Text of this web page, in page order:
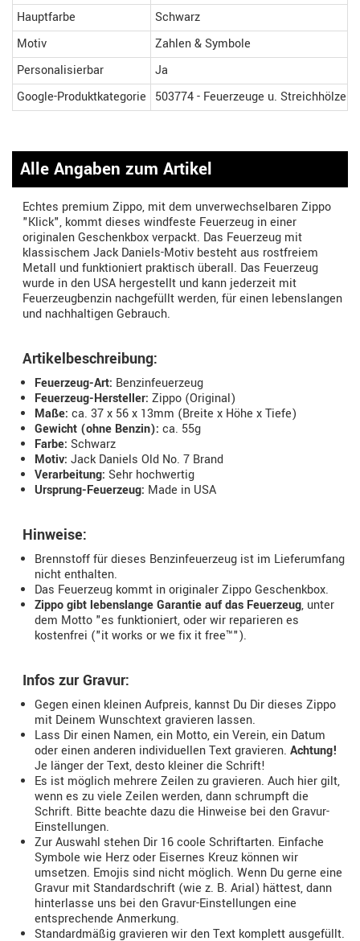
Hauptfarbe
Schwarz
Motiv
Zahlen & Symbole
Personalisierbar
Ja
Google-Produktkategorie
503774 - Feuerzeuge u. Streichhölzer
Alle Angaben zum Artikel
Echtes premium Zippo, mit dem unverwechselbaren Zippo
"Klick", kommt dieses windfeste Feuerzeug in einer
originalen Geschenkbox verpackt. Das Feuerzeug mit
klassischem Jack Daniels-Motiv besteht aus rostfreiem
Metall und funktioniert praktisch überall. Das Feuerzeug
wurde in den USA hergestellt und kann jederzeit mit
Feuerzeugbenzin nachgefüllt werden, für einen lebenslangen
und nachhaltigen Gebrauch.
Artikelbeschreibung:
Feuerzeug-Art: Benzinfeuerzeug
Feuerzeug-Hersteller: Zippo (Original)
Maße: ca. 37 x 56 x 13mm (Breite x Höhe x Tiefe)
Gewicht (ohne Benzin): ca. 55g
Farbe: Schwarz
Motiv: Jack Daniels Old No. 7 Brand
Verarbeitung: Sehr hochwertig
Ursprung-Feuerzeug: Made in USA
Hinweise:
Brennstoff für dieses Benzinfeuerzeug ist im Lieferumfang
nicht enthalten.
Das Feuerzeug kommt in originaler Zippo Geschenkbox.
Zippo gibt lebenslange Garantie auf das Feuerzeug, unter
dem Motto "es funktioniert, oder wir reparieren es
kostenfrei ("it works or we fix it free™").
Infos zur Gravur:
Gegen einen kleinen Aufpreis, kannst Du Dir dieses Zippo
mit Deinem Wunschtext gravieren lassen.
Lass Dir einen Namen, ein Motto, ein Verein, ein Datum
oder einen anderen individuellen Text gravieren. Achtung!
Je länger der Text, desto kleiner die Schrift!
Es ist möglich mehrere Zeilen zu gravieren. Auch hier gilt,
wenn es zu viele Zeilen werden, dann schrumpft die
Schrift. Bitte beachte dazu die Hinweise bei den Gravur-
Einstellungen.
Zur Auswahl stehen Dir 16 coole Schriftarten. Einfache
Symbole wie Herz oder Eisernes Kreuz können wir
umsetzen. Emojis sind nicht möglich. Wenn Du gerne eine
Gravur mit Standardschrift (wie z. B. Arial) hättest, dann
hinterlasse uns bei den Gravur-Einstellungen eine
entsprechende Anmerkung.
Standardmäßig gravieren wir den Text komplett ausgefüllt.